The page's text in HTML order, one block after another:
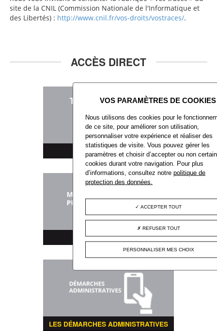
site de la CNIL (Commission Nationale de l'Informatique et
des Libertés) : http://www.cnil.fr/vos-droits/vostraces/.
ACCÈS DIRECT
TÉLÉCHARGEMENT
MARCHÉS PUBLICS
LES DÉMARCHES ADMINISTRATIVES
Nous utilisons des cookies pour le
de ce site, pour améliorer son utilisation,
personnaliser votre expérience et réaliser des
statistiques de visite. Vous pouvez gérer les
paramètres et choisir d’accepter ou non
cookies durant votre navigation. Pour plus
d’informations, consultez notrepolitique de
protection des données.
ACCEPTER TOUT
REFUSER TOUT
PERSONNALISER MES CHOIX